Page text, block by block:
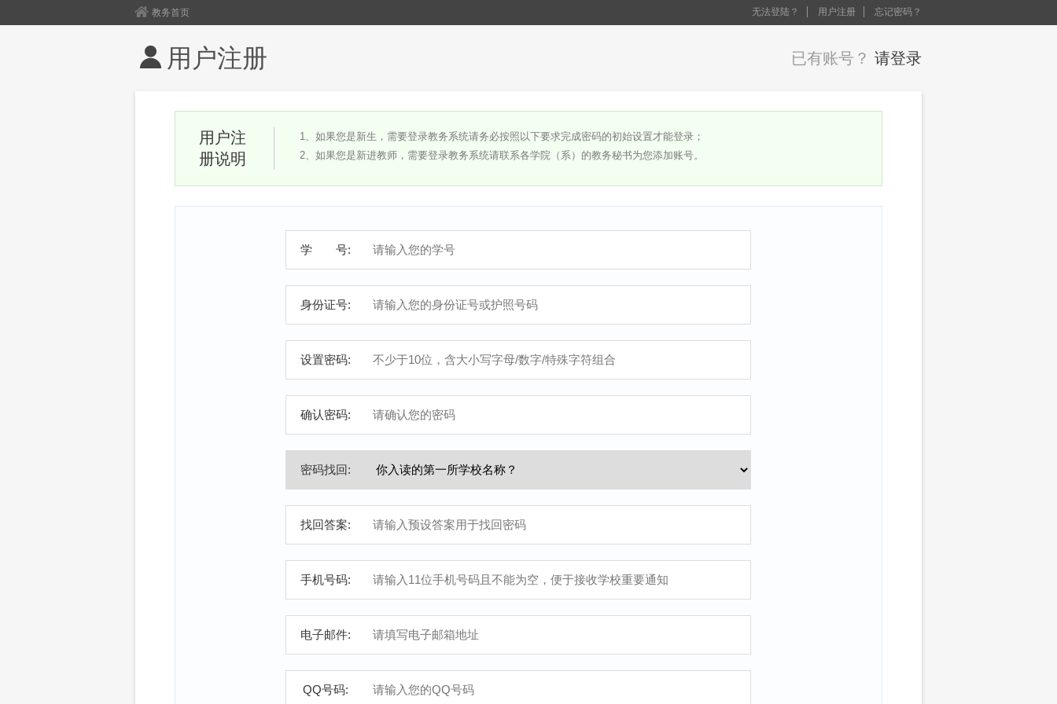
教务首页 无法登陆？ 用户注册 忘记密码？
用户注册 已有账号？ 请登录
用户注
册说明
1、如果您是新生，需要登录教务系统请务必按照以下要求完成密码的初始设置才能登录；
2、如果您是新进教师，需要登录教务系统请联系各学院（系）的教务秘书为您添加账号。
学 号:
身份证号:
设置密码:
确认密码:
密码找回:
找回答案:
手机号码:
电子邮件:
QQ号码: